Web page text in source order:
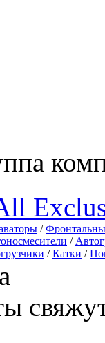
/
/
/Катки /